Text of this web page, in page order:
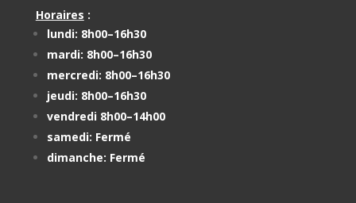
Horaires :
lundi: 8h00–16h30
mardi: 8h00–16h30
mercredi: 8h00–16h30
jeudi: 8h00–16h30
vendredi 8h00–14h00
samedi: Fermé
dimanche: Fermé